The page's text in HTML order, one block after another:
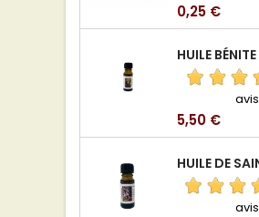
Prix
0,25 €
avis
Prix
5,50 €
avis